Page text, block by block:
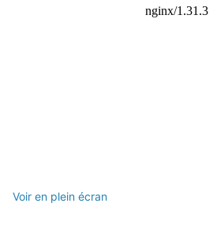
Voir en plein écran